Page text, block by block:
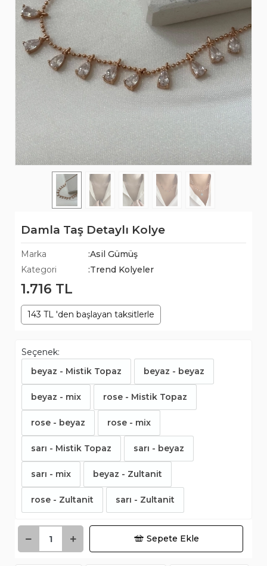
Damla Taş Detaylı Kolye
Marka
:Asil Gümüş
Kategori
:Trend Kolyeler
1.716 TL
143 TL 'den başlayan taksitlerle
Seçenek:
beyaz - Mistik Topaz
beyaz - beyaz
beyaz - mix rose - Mistik Topaz
rose - beyaz rose - mix
sarı - Mistik Topaz sarı - beyaz
sarı - mix beyaz - Zultanit
rose - Zultanit sarı - Zultanit
Sepete Ekle